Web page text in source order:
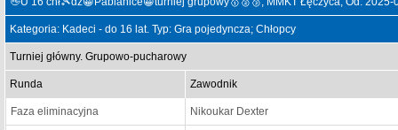
Kategoria: Kadeci - do 16 lat. Typ: Gra pojedyncza; Chłopcy
Turniej główny. Grupowo-pucharowy
Runda Zawodnik
Faza eliminacyjna Nikoukar Dexter